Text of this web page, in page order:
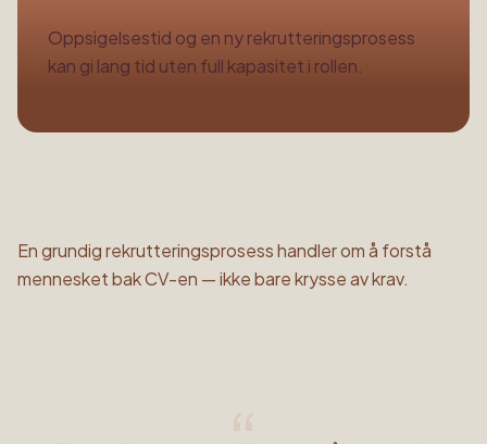
Oppsigelsestid og en ny rekrutteringsprosess
kan gi lang tid uten full kapasitet i rollen.
En grundig rekrutteringsprosess handler om å forstå
mennesket bak CV-en — ikke bare krysse av krav.